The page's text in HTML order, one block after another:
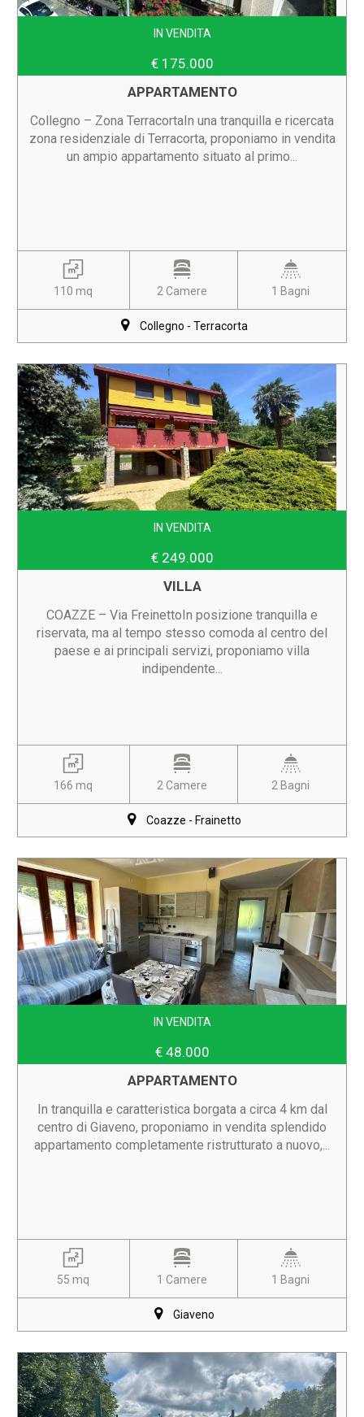
IN VENDITA
€ 175.000
APPARTAMENTO
Collegno – Zona TerracortaIn una tranquilla e ricercata
zona residenziale di Terracorta, proponiamo in vendita
un ampio appartamento situato al primo...
110 mq 2 Camere 1 Bagni
Collegno - Terracorta
IN VENDITA
€ 249.000
VILLA
COAZZE – Via FreinettoIn posizione tranquilla e
riservata, ma al tempo stesso comoda al centro del
paese e ai principali servizi, proponiamo villa
indipendente...
166 mq 2 Camere 2 Bagni
Coazze - Frainetto
IN VENDITA
€ 48.000
APPARTAMENTO
In tranquilla e caratteristica borgata a circa 4 km dal
centro di Giaveno, proponiamo in vendita splendido
appartamento completamente ristrutturato a nuovo,...
55 mq 1 Camere 1 Bagni
Giaveno